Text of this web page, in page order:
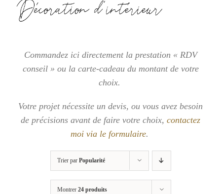
Commandez ici directement la prestation « RDV
conseil » ou la carte-cadeau du montant de votre
choix.
Votre projet nécessite un devis, ou vous avez besoin
de précisions avant de faire votre choix, contactez
moi via le formulaire.
Trier par Popularité
Montrer 24 produits